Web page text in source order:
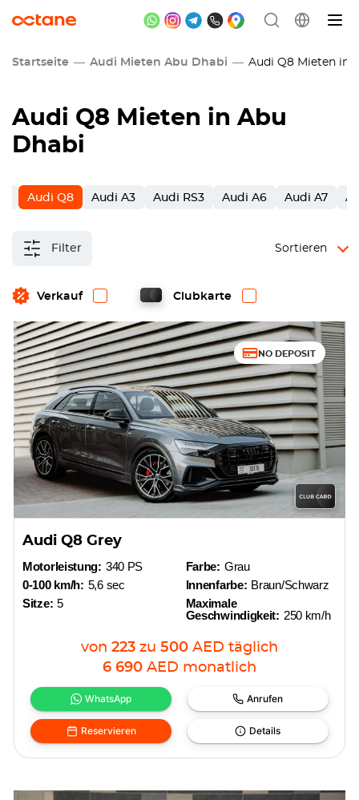
Startseite Audi Mieten Abu Dhabi Audi Q8 Mieten in
Audi Q8 Mieten in Abu
Dhabi
Audi Q8 Audi A3 Audi RS3 Audi A6 Audi A7
Filter
Verkauf Clubkarte
Sortieren
NO DEPOSIT
Audi Q8 Grey
Motorleistung: 340 PS
0-100 km/h: 5,6 sec
Sitze: 5
Farbe: Grau
Innenfarbe: Braun/Schwarz
Maximale
Geschwindigkeit: 250 km/h
von 223 zu 500 AED täglich
6 690 AED monatlich
WhatsApp Anrufen
Reservieren Details